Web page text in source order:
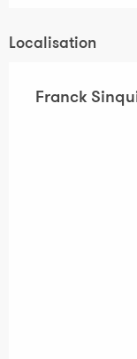
Localisation
Franck